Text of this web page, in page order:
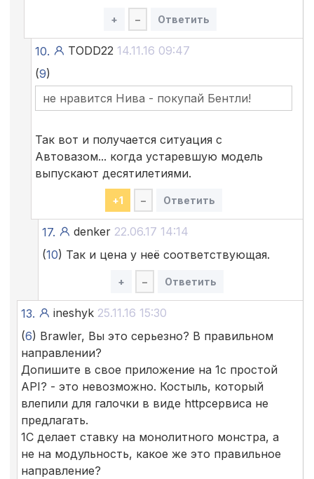
+ – Ответить
10. TODD22 14.11.16 09:47
(9)
не нравится Нива - покупай Бентли!
Так вот и получается ситуация с
Автовазом... когда устаревшую модель
выпускают десятилетиями.
+1 – Ответить
17. denker 22.06.17 14:14
(10) Так и цена у неё соответствующая.
+ – Ответить
13. ineshyk 25.11.16 15:30
(6) Brawler, Вы это серьезно? В правильном
направлении?
Допишите в свое приложение на 1с простой
API? - это невозможно. Костыль, который
влепили для галочки в виде httpсервиса не
предлагать.
1С делает ставку на монолитного монстра, а
не на модульность, какое же это правильное
направление?